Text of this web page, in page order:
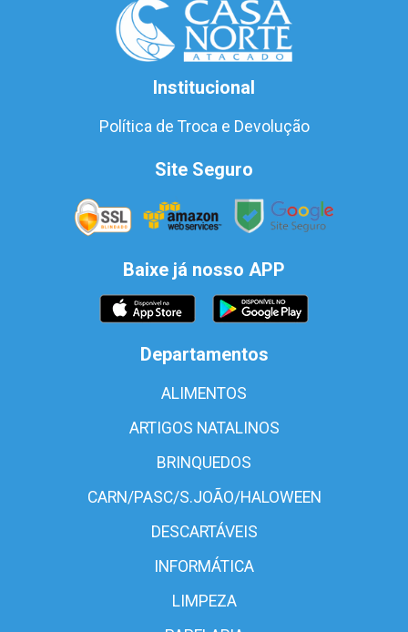
Institucional
Política de Troca e Devolução
Site Seguro
Baixe já nosso APP
Departamentos
ALIMENTOS
ARTIGOS NATALINOS
BRINQUEDOS
CARN/PASC/S.JOÃO/HALOWEEN
DESCARTÁVEIS
INFORMÁTICA
LIMPEZA